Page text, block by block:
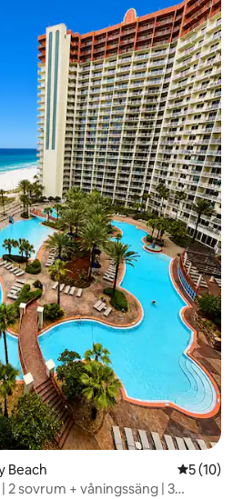
Beach 5 av 5 i
5 (10)
sovrum + våningssäng | 3